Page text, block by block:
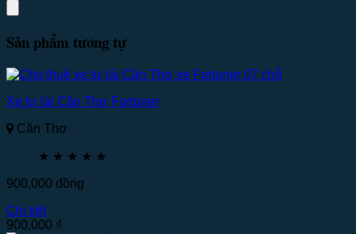
Sản phẩm tương tự
Xe tự lái Cần Thơ Fortuner
Cần Thơ
★ ★ ★ ★ ★
900,000 đồng
Chi tiết
900,000 ₫